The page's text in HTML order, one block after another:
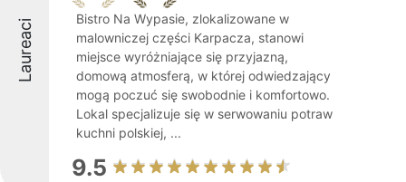
Laureaci
Bistro Na Wypasie, zlokalizowane w
malowniczej części Karpacza, stanowi
miejsce wyróżniające się przyjazną,
domową atmosferą, w której odwiedzający
mogą poczuć się swobodnie i komfortowo.
Lokal specjalizuje się w serwowaniu potraw
kuchni polskiej, ...
9.5